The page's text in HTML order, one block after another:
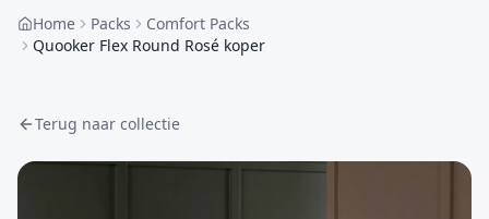
Home Packs
Comfort Packs
Quooker Flex Round Rosé koper
Terug naar collectie